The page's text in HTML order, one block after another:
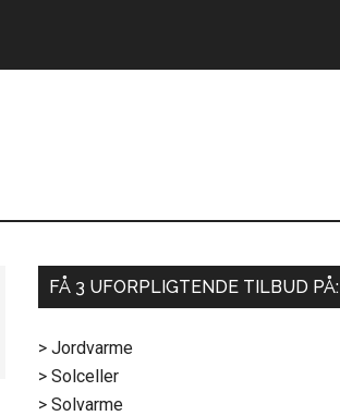
Primær
FÅ 3 UFORPLIGTENDE TILBUD PÅ:
> Jordvarme
> Solceller
> Solvarme